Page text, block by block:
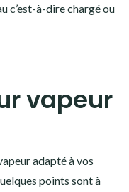
c’est-à-dire chargé ou
vapeur
adapté à vos
points sont à